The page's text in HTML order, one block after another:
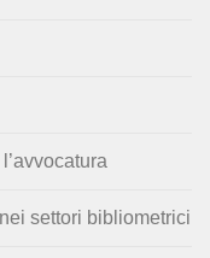
settori bibliometrici